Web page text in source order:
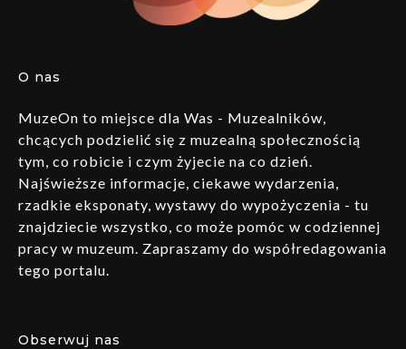
O nas
MuzeOn to miejsce dla Was - Muzealników,
chcących podzielić się z muzealną społecznością
tym, co robicie i czym żyjecie na co dzień.
Najświeższe informacje, ciekawe wydarzenia,
rzadkie eksponaty, wystawy do wypożyczenia - tu
znajdziecie wszystko, co może pomóc w codziennej
pracy w muzeum. Zapraszamy do współredagowania
tego portalu.
Obserwuj nas